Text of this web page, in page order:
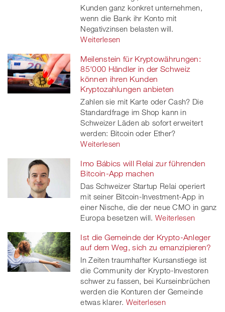
Kunden ganz konkret unternehmen,
wenn die Bank ihr Konto mit
Negativzinsen belasten will.
Weiterlesen
Meilenstein für Kryptowährungen:
85'000 Händler in der Schweiz
können ihren Kunden
Kryptozahlungen anbieten
Zahlen sie mit Karte oder Cash? Die
Standardfrage im Shop kann in
Schweizer Läden ab sofort erweitert
werden: Bitcoin oder Ether?
Weiterlesen
Imo Bábics will Relai zur führenden
Bitcoin-App machen
Das Schweizer Startup Relai operiert
mit seiner Bitcoin-Investment-App in
einer Nische, die der neue CMO in ganz
Europa besetzen will. Weiterlesen
Ist die Gemeinde der Krypto-Anleger
auf dem Weg, sich zu emanzipieren?
In Zeiten traumhafter Kursanstiege ist
die Community der Krypto-Investoren
schwer zu fassen, bei Kurseinbrüchen
werden die Konturen der Gemeinde
etwas klarer. Weiterlesen